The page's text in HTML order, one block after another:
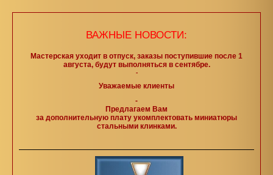
ВАЖНЫЕ НОВОСТИ:
Мастерская уходит в отпуск, заказы поступившие после 1
августа, будут выполняться в сентябре.
-
Уважаемые клиенты
-
Предлагаем Вам
за дополнительную плату укомплектовать миниатюры
стальными клинками.